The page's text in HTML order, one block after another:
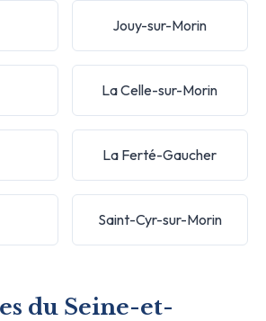
Jouy-sur-Morin
La Celle-sur-Morin
La Ferté-Gaucher
Saint-Cyr-sur-Morin
du Seine-et-